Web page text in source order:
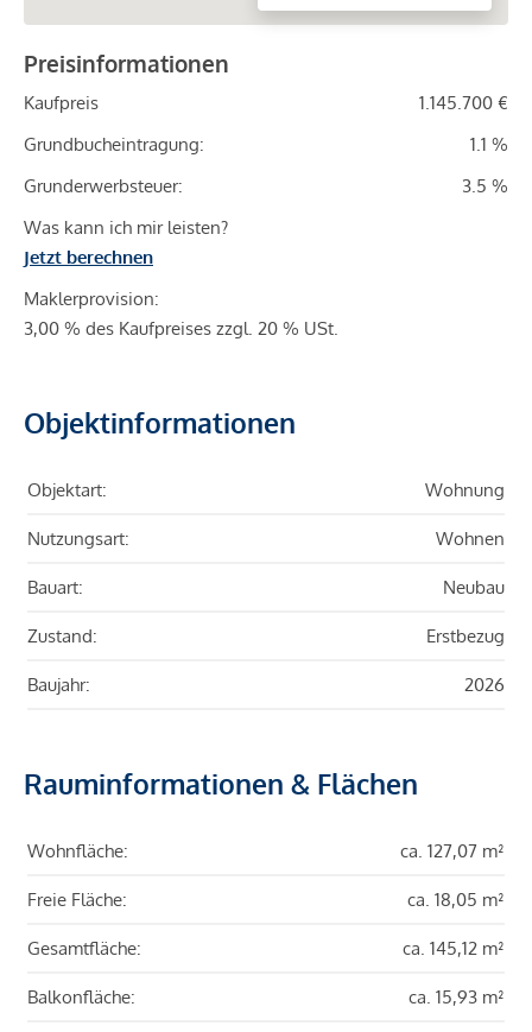
Preisinformationen
Kaufpreis
1.145.700 €
Grundbucheintragung:
1.1 %
Grunderwerbsteuer:
3.5 %
Was kann ich mir leisten?
Jetzt berechnen
Maklerprovision:
3,00 % des Kaufpreises zzgl. 20 % USt.
Objektinformationen
Objektart: Wohnung
Nutzungsart: Wohnen
Bauart: Neubau
Zustand: Erstbezug
Baujahr: 2026
Rauminformationen & Flächen
Wohnfläche: ca. 127,07 m²
Freie Fläche: ca. 18,05 m²
Gesamtfläche: ca. 145,12 m²
Balkonfläche: ca. 15,93 m²